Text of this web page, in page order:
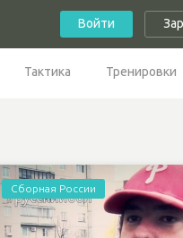
Войти
Тактика Тренировки
Сборная России